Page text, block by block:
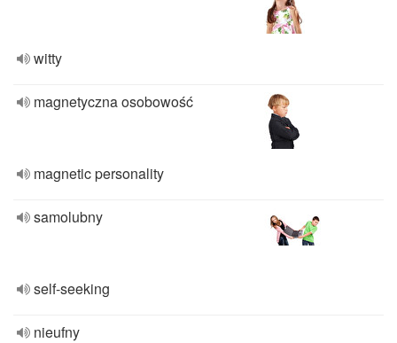
witty
magnetyczna osobowość
magnetic personality
samolubny
self-seeking
nieufny